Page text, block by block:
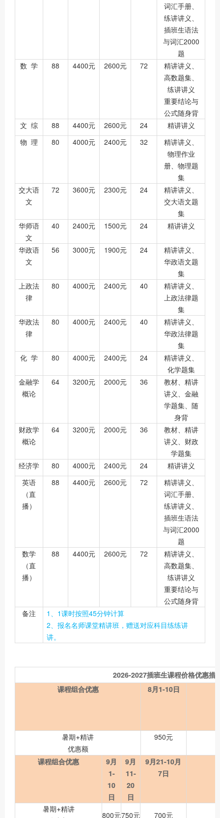
词汇手册、
练讲讲义、
插班生语法
与词汇2000
题
数 学
88 4400元 2600元 72
精讲讲义、
高数题集、
练讲讲义
重要结论与
公式随身背
文 综
88 4400元 2600元 24
精讲讲义
物 理
80 4000元 2400元 32
精讲讲义、
物理作业
册、物理题
集
交大语
文
72 3600元 2300元 24
精讲讲义、
交大语文题
集
华师语
文
40 2400元 1500元 24 精讲讲义
华政语
文
56 3000元 1900元 24
精讲讲义、
华政语文题
集
上政法
律
80 4000元 2400元 40
精讲讲义、
上政法律题
集
华政法
律
80 4000元 2400元 40
精讲讲义、
华政法律题
集
化 学
80 4000元 2400元 24
精讲讲义、
化学题集
金融学
概论
64 3200元 2000元 36
教材、精讲
讲义、金融
学题集、随
身背
财政学
概论
64 3200元 2000元 36
教材、精讲
讲义、财政
学题集
经济学
80 4000元 2400元 24
精讲讲义
英语
（直
播）
88 4400元 2600元 72
精讲讲义、
词汇手册、
练讲讲义、
插班生语法
与词汇2000
题
数学
（直
播）
88 4400元 2600元 72
精讲讲义、
高数题集、
练讲讲义
重要结论与
公式随身背
备注
1、1课时按照45分钟计算
2、报名名师课堂精讲班，赠送对应科目练练讲
讲。
2026-2027插班生课程价格优惠措
课程组合优惠
8月1-10日
暑期+精讲
优惠额
950元
课程组合优惠
9月
1-
10
日
9月
11-
20
日
9月21-10月
7日
暑期+精讲
800元750元 700元